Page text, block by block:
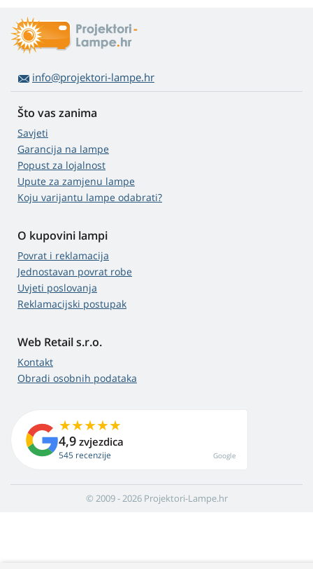
info@projektori-lampe.hr
Što vas zanima
Savjeti
Garancija na lampe
Popust za lojalnost
Upute za zamjenu lampe
Koju varijantu lampe odabrati?
O kupovini lampi
Povrat i reklamacija
Jednostavan povrat robe
Uvjeti poslovanja
Reklamacijski postupak
Web Retail s.r.o.
Kontakt
Obradi osobnih podataka
4,9 zvjezdica
545 recenzije Google
© 2009 - 2026 Projektori-Lampe.hr